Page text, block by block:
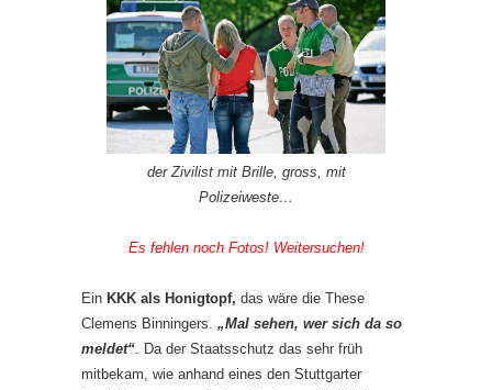
der Zivilist mit Brille, gross, mit
Polizeiweste…
Es fehlen noch Fotos! Weitersuchen!
Ein KKK als Honigtopf, das wäre die These
Clemens Binningers. „Mal sehen, wer sich da so
meldet“. Da der Staatsschutz das sehr früh
mitbekam, wie anhand eines den Stuttgarter